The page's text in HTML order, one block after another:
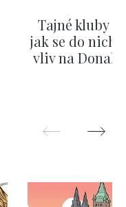
Tajné kluby
jak se do nich
vliv na